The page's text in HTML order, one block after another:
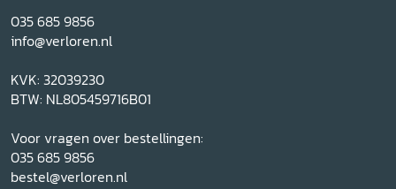
035 685 9856
info@verloren.nl
KVK: 32039230
BTW: NL805459716B01
Voor vragen over bestellingen:
035 685 9856
bestel@verloren.nl